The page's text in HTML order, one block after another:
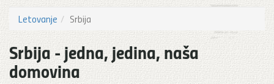
Letovanje Srbija
Srbija - jedna, jedina, naša
domovina